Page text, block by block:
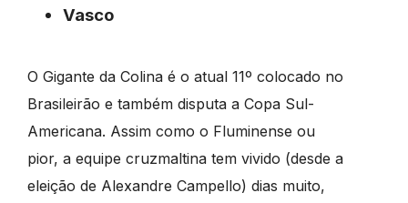
Vasco
O Gigante da Colina é o atual 11º colocado no
Brasileirão e também disputa a Copa Sul-
Americana. Assim como o Fluminense ou
pior, a equipe cruzmaltina tem vivido (desde a
eleição de Alexandre Campello) dias muito,